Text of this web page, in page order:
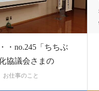
・no.245「ちちぶ
協議会さまの
ス…
お仕事のこと